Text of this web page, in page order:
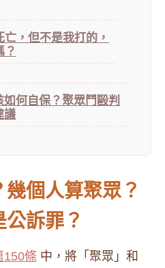
，但不是我打的，
？
何自保？聚眾鬥毆判
議
個人算聚眾？
訴罪？
150條 中，將「聚眾」和